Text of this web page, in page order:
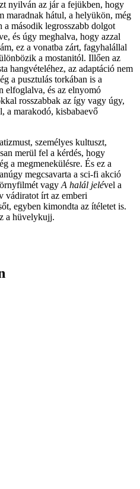
nyilván az jár a fejükben, hogy
maradnak hátul, a helyükön, még
a második legrosszabb dolgot
és úgy meghalva, hogy azzal
ez a vonatba zárt, fagyhalállal
a mostanitól. Illően az
hangvételéhez, az adaptáció nem
a pusztulás torkában is a
elfoglalva, és az elnyomó
rosszabbak az így vagy úgy,
a marakodó, kisbabaevő
személyes kultuszt,
merül fel a kérdés, hogy
a megmenekülésre. És ez a
megcsavarta a sci-fi akció
vagy A halál jelével a
vádiratot írt az emberi
egyben kimondta az ítéletet is.
a hüvelykujj.